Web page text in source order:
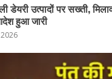
डेयरी उत्पादों पर सख्ती,
हुआ जारी